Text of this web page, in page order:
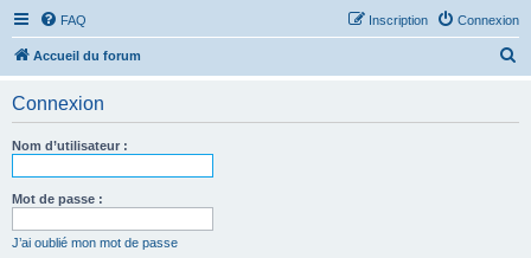
FAQ Connexion
Inscription
Accueil du forum
Connexion
Nom d’utilisateur :
Mot de passe :
J’ai oublié mon mot de passe